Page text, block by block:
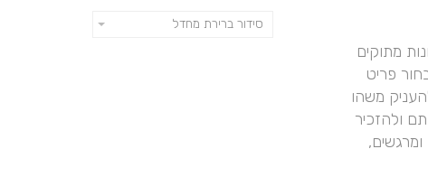
סידור ברירת מחדל
מתוקים
פריט
משהו
ולהזכיר